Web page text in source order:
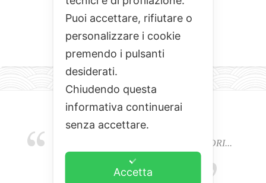
EMOZIONI, COLORI, ODORI E SAPORI...
L'ALCHIMIA DEL BUON CIBO
Puoi accettare, rifiutare o
personalizzare i cookie
premendo i pulsanti
desiderati.
Chiudendo questa
informativa continuerai
senza accettare.
Accetta